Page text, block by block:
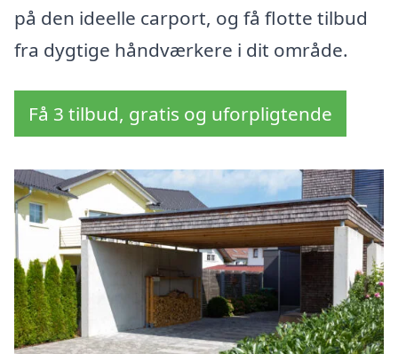
på den ideelle carport, og få flotte tilbud
fra dygtige håndværkere i dit område.
Få 3 tilbud, gratis og uforpligtende